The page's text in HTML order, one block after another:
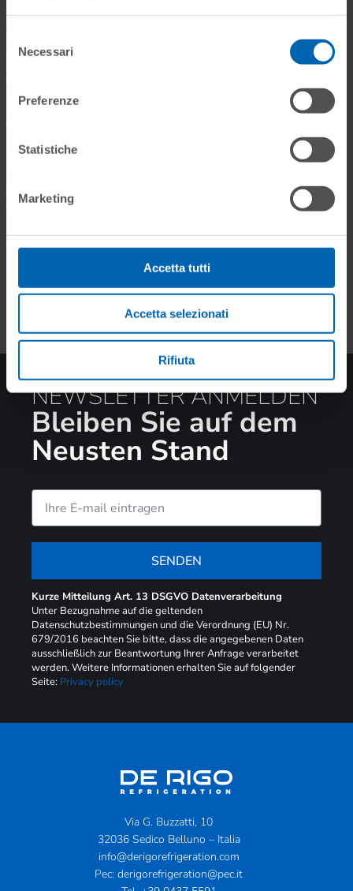
delNecessari
Preferenze
Statistiche
Marketing
Accetta tutti
Accetta selezionati
Rifiuta
NEWSLETTER ANMELDEN
Bleiben Sie auf dem
Neusten Stand
SENDEN
Kurze Mitteilung Art. 13 DSGVO Datenverarbeitung
Unter Bezugnahme auf die geltenden
Datenschutzbestimmungen und die Verordnung (EU) Nr.
679/2016 beachten Sie bitte, dass die angegebenen Daten
ausschließlich zur Beantwortung Ihrer Anfrage verarbeitet
werden. Weitere Informationen erhalten Sie auf folgender
Seite: Privacy policy
Via G. Buzzatti, 10
32036 Sedico Belluno – Italia
info@derigorefrigeration.com
Pec: derigorefrigeration@pec.it